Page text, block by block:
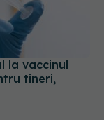
la vaccinul
tineri,